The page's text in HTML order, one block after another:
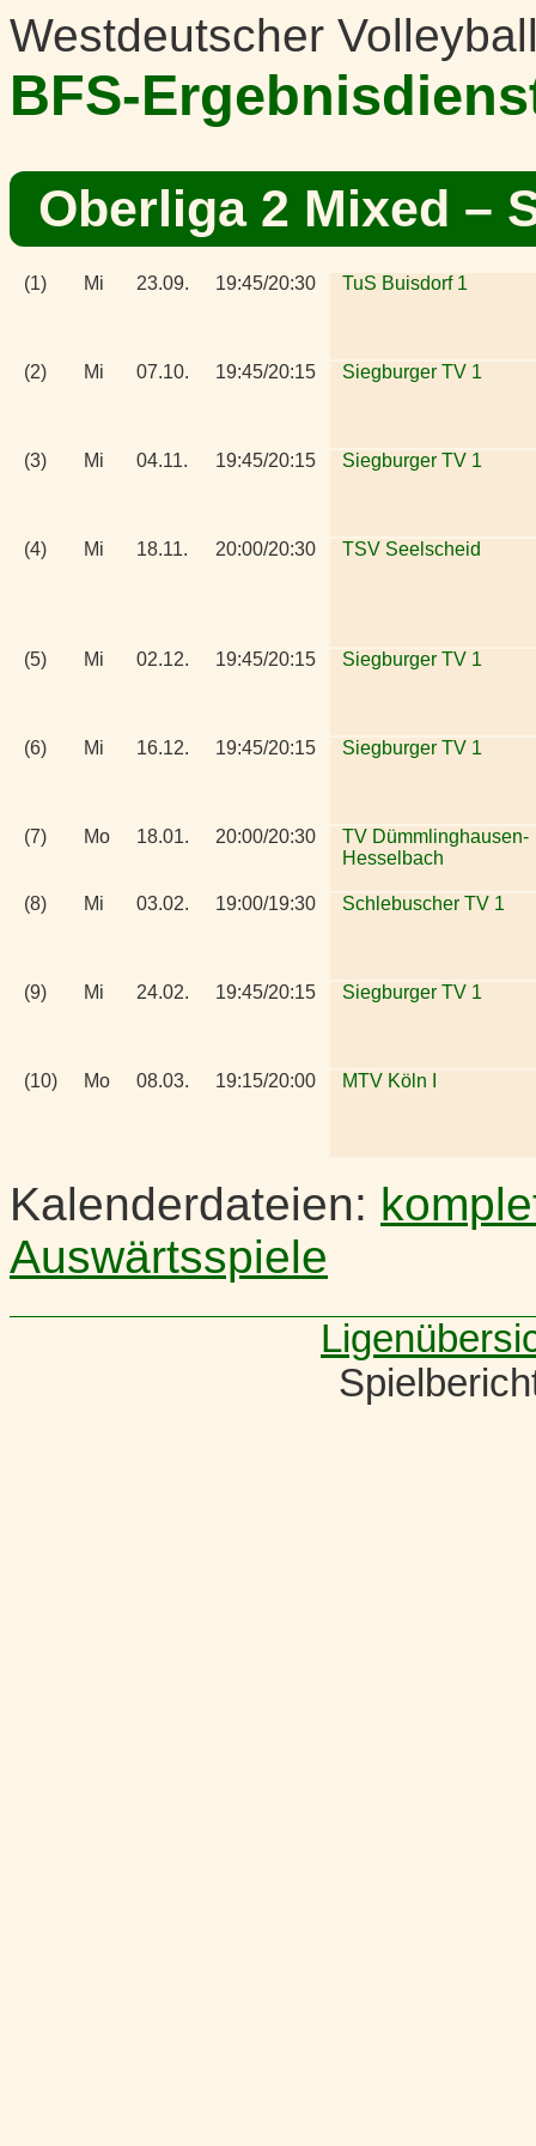
Westdeutscher
BFS-
Oberliga 2 Mixed –
(1) Mi 23.09. 19:45/20:30 TuS Buisdorf 1
(2) Mi 07.10. 19:45/20:15 Siegburger TV 1
(3) Mi 04.11. 19:45/20:15 Siegburger TV 1
(4) Mi 18.11. 20:00/20:30 TSV Seelscheid
(5) Mi 02.12. 19:45/20:15 Siegburger TV 1
(6) Mi 16.12. 19:45/20:15 Siegburger TV 1
(7) Mo 18.01. 20:00/20:30
TV Dümmlinghausen-
Hesselbach
(8) Mi 03.02. 19:00/19:30 Schlebuscher TV 1
(9) Mi 24.02. 19:45/20:15 Siegburger TV 1
(10) Mo 08.03. 19:15/20:00 MTV Köln I
Kalenderdateien:
Auswärtsspiele